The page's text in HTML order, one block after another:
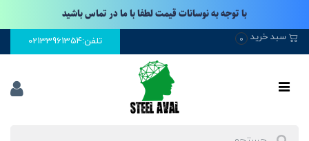
با توجه به نوسانات قیمت لطفا با ما در تماس باشید
سبد خرید 0 تلفن:02133961354